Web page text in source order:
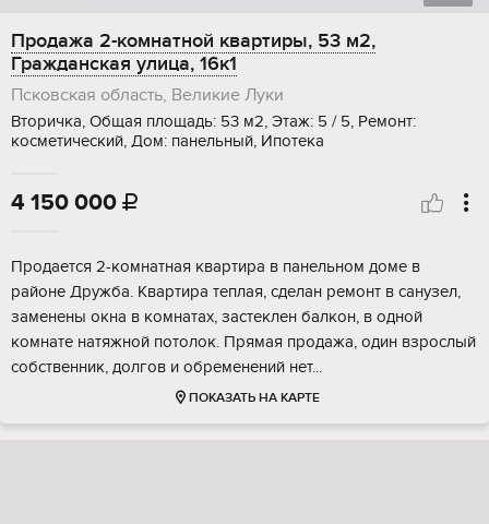
Продажа 2-комнатной квартиры, 53 м2,
Гражданская улица, 16к1
Псковская область, Великие Луки
Вторичка, Общая площадь: 53 м2, Этаж: 5 / 5, Ремонт:
косметический, Дом: панельный, Ипотека
4 150 000 
Продается 2-комнатная квартира в панельном доме в
районе Дружба. Квартира теплая, сделан ремонт в санузел,
заменены окна в комнатах, застеклен балкон, в одной
комнате натяжной потолок. Прямая продажа, один взрослый
собственник, долгов и обременений нет...
ПОКАЗАТЬ НА КАРТЕ